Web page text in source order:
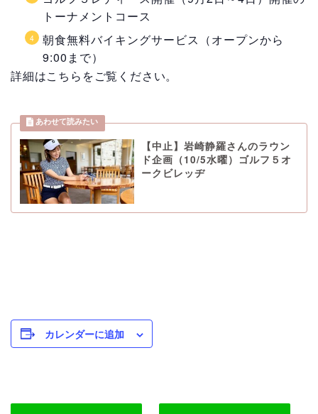
トーナメントコース
朝食無料バイキングサービス（オープンから
9:00まで）
詳細はこちらをご覧ください。
【中止】岩崎静羅さんのラウン
ド企画（10/5水曜）ゴルフ５オ
ークビレッヂ
カレンダーに追加